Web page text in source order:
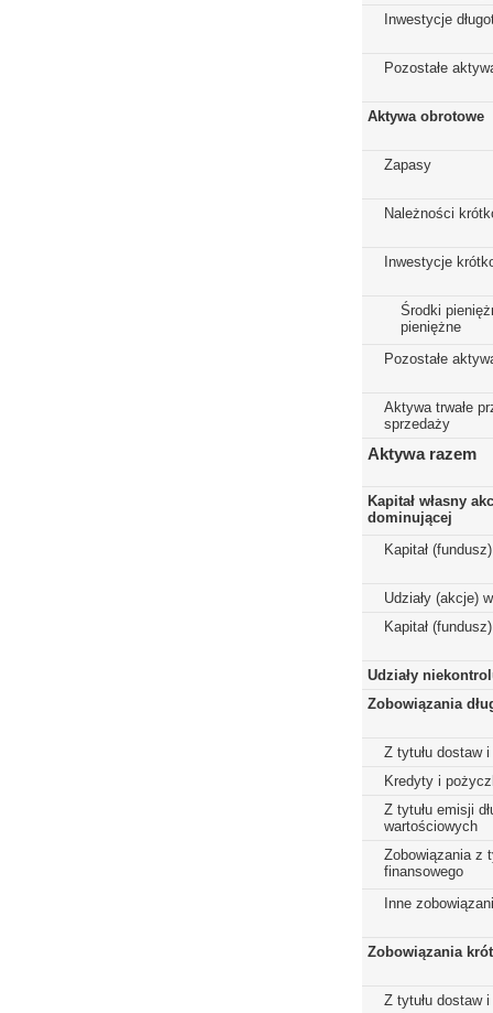
Inwestycje
Pozostałe
Aktywa obrotowe
Zapasy
Należności
Inwestycje
Środki
pieniężne
Pozostałe
Aktywa trwałe
sprzedaży
Aktywa razem
Kapitał własny
dominującej
Kapitał
Udziały (akcje)
Kapitał
Udziały
Zobowiązania
Z tytułu dostaw i
Kredyty i
Z tytułu emisji
wartościowych
Zobowiązania z
finansowego
Inne
Zobowiązania
Z tytułu dostaw i